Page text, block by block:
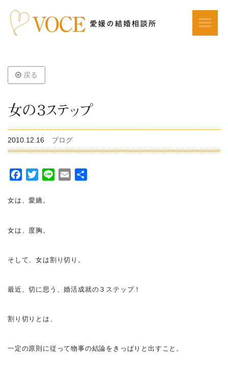
戻る
女の３ステップ
2010.12.16 ブログ
Facebook
TwitterLine Email
女は、愛嬌。
女は、度胸。
そして、女は割り切り。
最近、切に思う、婚活成就の３ステップ！
割り切りとは、
一定の原則に従って物事の結論をきっぱりと出すこと。